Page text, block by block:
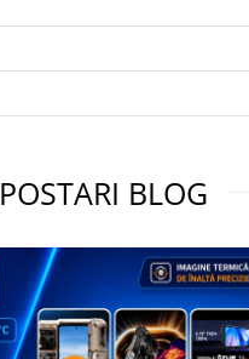
POSTARI BLOG